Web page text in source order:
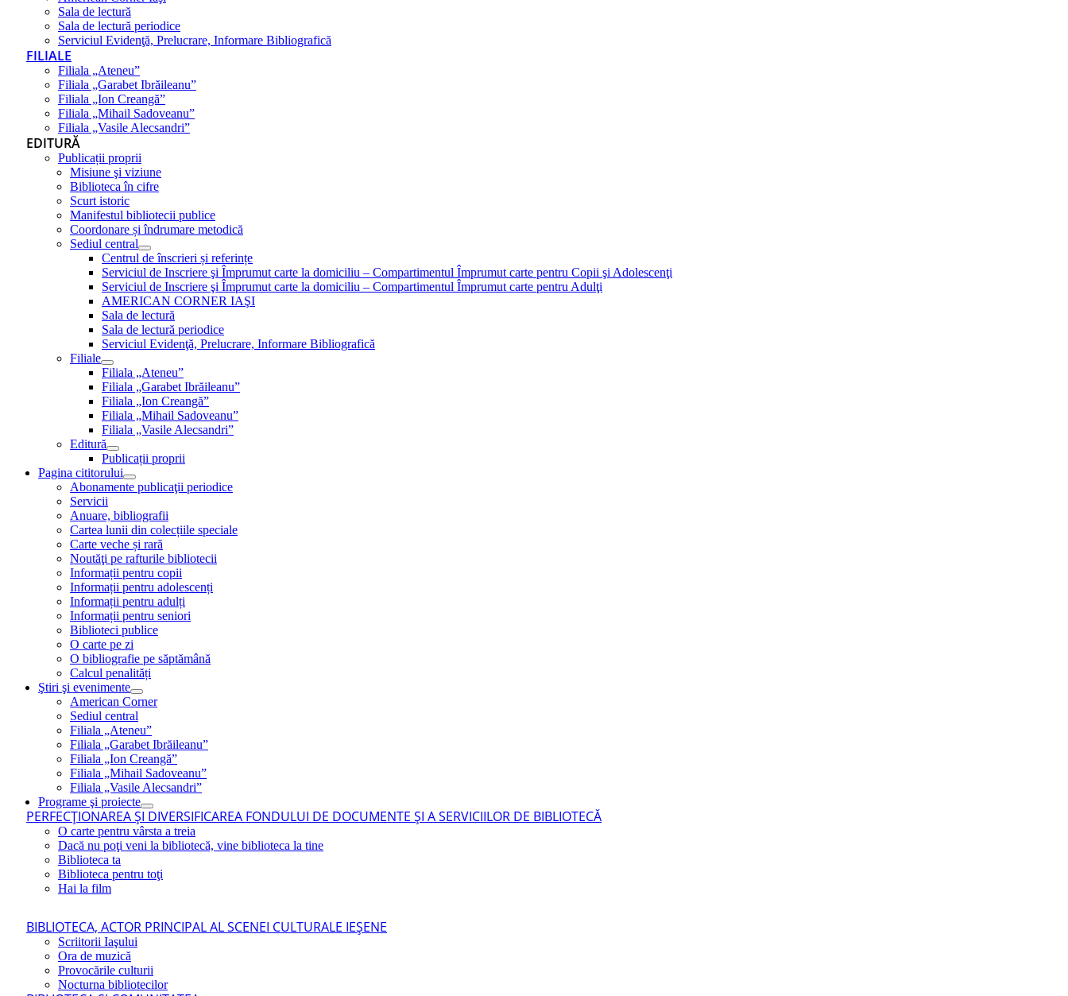
Sala de lectură
Sala de lectură periodice
Serviciul Evidenţă, Prelucrare, Informare Bibliografică
FILIALE
Filiala „Ateneu”
Filiala „Garabet Ibrăileanu”
Filiala „Ion Creangă”
Filiala „Mihail Sadoveanu”
Filiala „Vasile Alecsandri”
EDITURĂ
Publicații proprii
Misiune şi viziune
Biblioteca în cifre
Scurt istoric
Manifestul bibliotecii publice
Coordonare și îndrumare metodică
Sediul central
Centrul de înscrieri și referințe
Serviciul de Inscriere şi Împrumut carte la domiciliu – Compartimentul Împrumut carte pentru Copii şi Adolescenţi
Serviciul de Inscriere şi Împrumut carte la domiciliu – Compartimentul Împrumut carte pentru Adulţi
AMERICAN CORNER IAŞI
Sala de lectură
Sala de lectură periodice
Serviciul Evidenţă, Prelucrare, Informare Bibliografică
Filiale
Filiala „Ateneu”
Filiala „Garabet Ibrăileanu”
Filiala „Ion Creangă”
Filiala „Mihail Sadoveanu”
Filiala „Vasile Alecsandri”
Editură
Publicații proprii
Pagina cititorului
Abonamente publicaţii periodice
Servicii
Anuare, bibliografii
Cartea lunii din colecțiile speciale
Carte veche și rară
Noutăţi pe rafturile bibliotecii
Informații pentru copii
Informații pentru adolescenți
Informații pentru adulți
Informații pentru seniori
Biblioteci publice
O carte pe zi
O bibliografie pe săptămână
Calcul penalități
Ştiri şi evenimente
American Corner
Sediul central
Filiala „Ateneu”
Filiala „Garabet Ibrăileanu”
Filiala „Ion Creangă”
Filiala „Mihail Sadoveanu”
Filiala „Vasile Alecsandri”
Programe şi proiecte
PERFECŢIONAREA ŞI DIVERSIFICAREA FONDULUI DE DOCUMENTE ŞI A SERVICIILOR DE BIBLIOTECĂ
O carte pentru vârsta a treia
Dacă nu poţi veni la bibliotecă, vine biblioteca la tine
Biblioteca ta
Biblioteca pentru toţi
Hai la film
BIBLIOTECA, ACTOR PRINCIPAL AL SCENEI CULTURALE IEŞENE
Scriitorii Iaşului
Ora de muzică
Provocările culturii
Nocturna bibliotecilor